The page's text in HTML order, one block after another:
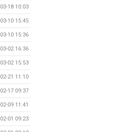
18 10:03
10 15:45
10 15:36
02 16:36
02 15:53
21 11:10
17 09:37
09 11:41
01 09:23